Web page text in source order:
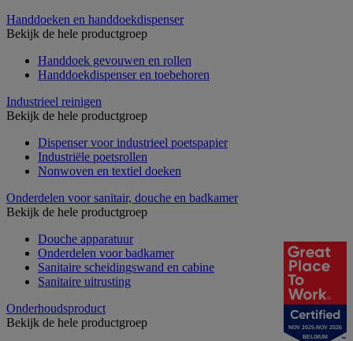
Handdoeken en handdoekdispenser
Bekijk de hele productgroep
Handdoek gevouwen en rollen
Handdoekdispenser en toebehoren
Industrieel reinigen
Bekijk de hele productgroep
Dispenser voor industrieel poetspapier
Industriële poetsrollen
Nonwoven en textiel doeken
Onderdelen voor sanitair, douche en badkamer
Bekijk de hele productgroep
Douche apparatuur
Onderdelen voor badkamer
Sanitaire scheidingswand en cabine
Sanitaire uitrusting
Onderhoudsproduct
Bekijk de hele productgroep
NOV 2025-NOV 2026
BELGIUM